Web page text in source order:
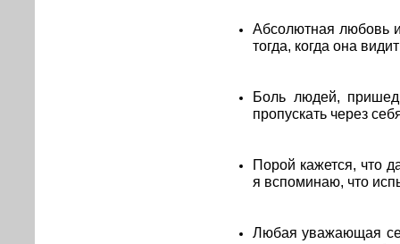
Абсолютная любовь
тогда, когда она
Боль людей,
пропускать через
Порой кажется, что
я вспоминаю, что
Любая уважающая